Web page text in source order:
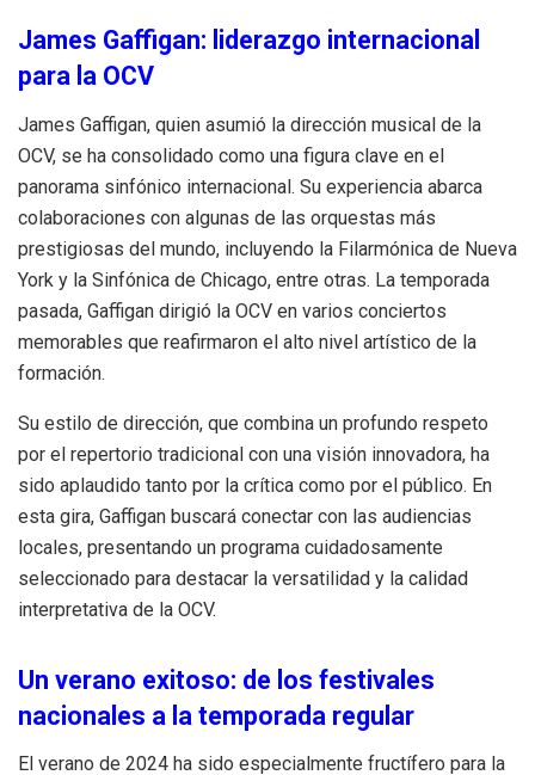
James Gaffigan: liderazgo internacional
para la OCV
James Gaffigan, quien asumió la dirección musical de la
OCV, se ha consolidado como una figura clave en el
panorama sinfónico internacional. Su experiencia abarca
colaboraciones con algunas de las orquestas más
prestigiosas del mundo, incluyendo la Filarmónica de Nueva
York y la Sinfónica de Chicago, entre otras. La temporada
pasada, Gaffigan dirigió la OCV en varios conciertos
memorables que reafirmaron el alto nivel artístico de la
formación.
Su estilo de dirección, que combina un profundo respeto
por el repertorio tradicional con una visión innovadora, ha
sido aplaudido tanto por la crítica como por el público. En
esta gira, Gaffigan buscará conectar con las audiencias
locales, presentando un programa cuidadosamente
seleccionado para destacar la versatilidad y la calidad
interpretativa de la OCV.
Un verano exitoso: de los festivales
nacionales a la temporada regular
El verano de 2024 ha sido especialmente fructífero para la